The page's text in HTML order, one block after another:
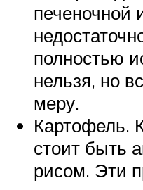
печеночной
полностью
нельзя, но
меру.
Картофель.
стоит быть
рисом. Эти